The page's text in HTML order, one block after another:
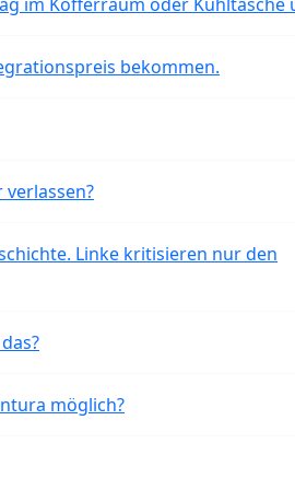
bekommen.
Linke kritisieren nur den
möglich?